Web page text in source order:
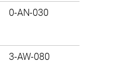
0-AN-030
3-AW-080